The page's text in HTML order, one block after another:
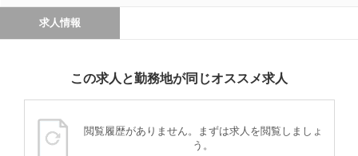
求人情報
この求人と勤務地が同じオススメ求人
閲覧履歴がありません。まずは求人を閲覧しましょ
う。